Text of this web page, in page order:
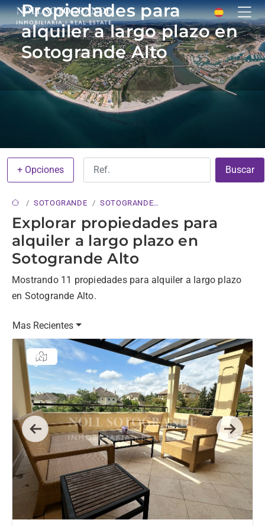
Propiedades para
alquiler a largo plazo en
Sotogrande Alto
+ Opciones Buscar
SOTOGRANDE
SOTOGRANDE
ALTO
Explorar propiedades para
alquiler a largo plazo en
Sotogrande Alto
Mostrando 11 propiedades para alquiler a largo plazo
en Sotogrande Alto.
Mas Recientes
Previous Next